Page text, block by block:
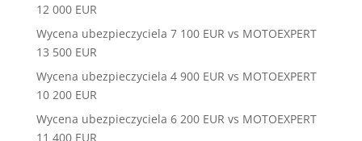
12 000 EUR
Wycena ubezpieczyciela 7 100 EUR vs MOTOEXPERT
13 500 EUR
Wycena ubezpieczyciela 4 900 EUR vs MOTOEXPERT
10 200 EUR
Wycena ubezpieczyciela 6 200 EUR vs MOTOEXPERT
11 400 EUR